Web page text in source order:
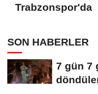
Trabzonspor'da
SON HABERLER
7 gün 7